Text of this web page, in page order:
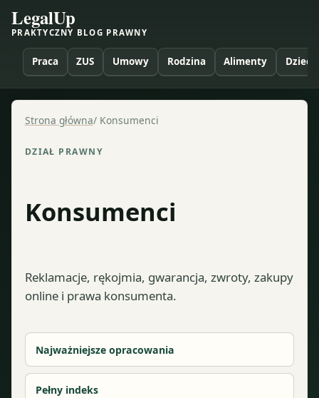
LegalUp
PRAKTYCZNY BLOG PRAWNY
Praca ZUS Umowy Rodzina Alimenty Dzieci
Strona główna/ Konsumenci
DZIAŁ PRAWNY
Konsumenci
Reklamacje, rękojmia, gwarancja, zwroty, zakupy
online i prawa konsumenta.
Najważniejsze opracowania
Pełny indeks